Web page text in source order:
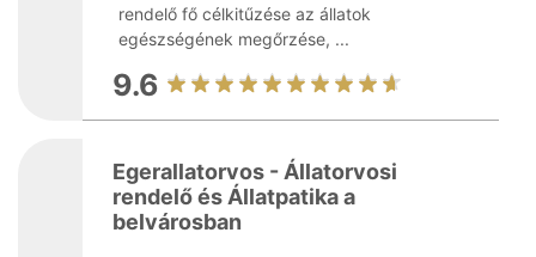
rendelő fő célkitűzése az állatok
egészségének megőrzése, ...
9.6
Egerallatorvos - Állatorvosi
rendelő és Állatpatika a
belvárosban